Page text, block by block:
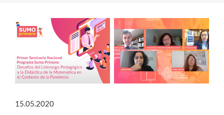
Alumni
English
15.05.2020